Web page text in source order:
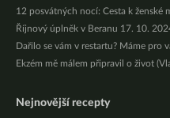
12 posvátných nocí: Cesta k ženské
Říjnový úplněk v Beranu 17. 10.
Dařilo se vám v restartu? Máme pro
Ekzém mě málem připravil o život
Nejnovější recepty